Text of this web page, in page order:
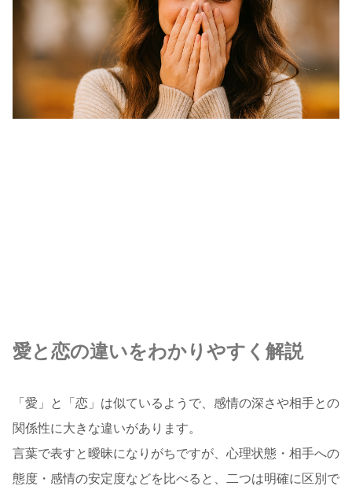
愛と恋の違いをわかりやすく解説
「愛」と「恋」は似ているようで、感情の深さや相手との
関係性に大きな違いがあります。
言葉で表すと曖昧になりがちですが、心理状態・相手への
態度・感情の安定度などを比べると、二つは明確に区別で